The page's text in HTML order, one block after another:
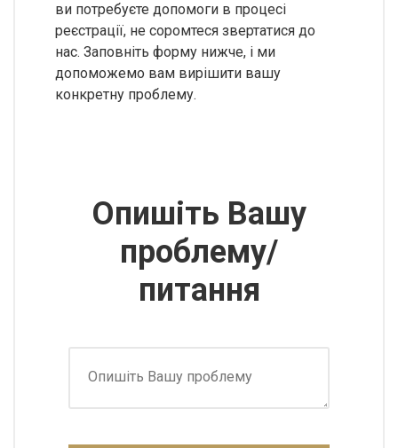
ви потребуєте допомоги в процесі
реєстрації, не соромтеся звертатися до
нас. Заповніть форму нижче, і ми
допоможемо вам вирішити вашу
конкретну проблему.
Опишіть Вашу
проблему/
питання